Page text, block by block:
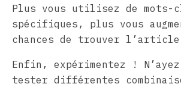
Plus vous utilisez de mots-
spécifiques, plus vous
chances de trouver
Enfin, expérimentez !
tester différentes